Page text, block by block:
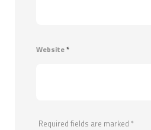
Website*
Required fields are marked *